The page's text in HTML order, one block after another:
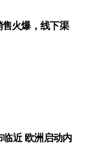
火爆，线下渠
近 欧洲启动内